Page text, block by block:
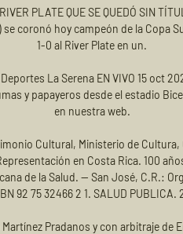
PLATE QUE SE QUEDÓ SIN
se coronó hoy campeón de la Copa
1-0 al River Plate en un.
La Serena EN VIVO 15 oct
y papayeros desde el estadio
en nuestra web.
Cultural, Ministerio de Cultura,
en Costa Rica. 100
de la Salud. — San José, C.R.:
92 75 32466 2 1. SALUD PUBLICA.
Pradanos y con arbitraje de